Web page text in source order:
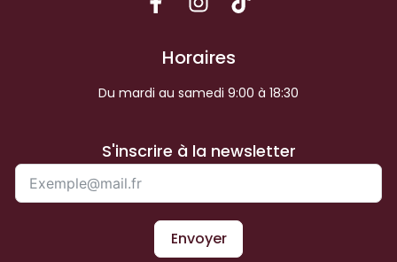
Horaires
Du mardi au samedi 9:00 à 18:30
S'inscrire à la newsletter
Envoyer